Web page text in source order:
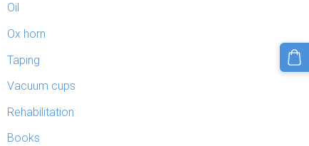
Oil
Ox horn
Taping
Vacuum cups
Rehabilitation
Books